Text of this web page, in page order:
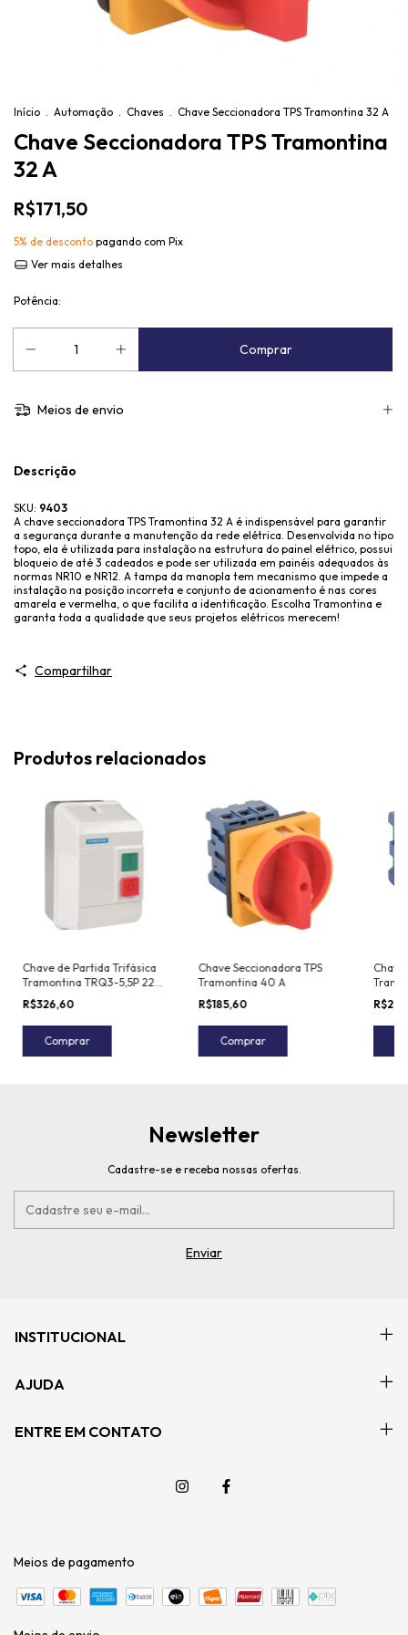
Início . Automação . Chaves . Chave Seccionadora TPS Tramontina 32 A
Chave Seccionadora TPS Tramontina
32 A
R$171,50
5% de desconto pagando com Pix
Ver mais detalhes
Potência:
Meios de envio
Descrição
SKU: 9403
A chave seccionadora TPS Tramontina 32 A é indispensável para garantir
a segurança durante a manutenção da rede elétrica. Desenvolvida no tipo
topo, ela é utilizada para instalação na estrutura do painel elétrico, possui
bloqueio de até 3 cadeados e pode ser utilizada em painéis adequados às
normas NR10 e NR12. A tampa da manopla tem mecanismo que impede a
instalação na posição incorreta e conjunto de acionamento é nas cores
amarela e vermelha, o que facilita a identificação. Escolha Tramontina e
garanta toda a qualidade que seus projetos elétricos merecem!
Compartilhar
Produtos relacionados
Chave de Partida Trifásica
Tramontina TRQ3-5,5P 220
V 1,5 CV 4~6 A
R$326,60
Comprar
Chave Seccionadora TPS
Tramontina 40 A
R$185,60
Comprar
Chave
Newsletter
Cadastre-se e receba nossas ofertas.
INSTITUCIONAL
AJUDA
ENTRE EM CONTATO
Meios de pagamento